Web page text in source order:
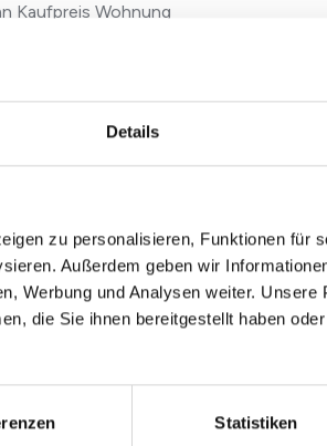
Details
zu personalisieren, Funktionen für
Außerdem geben wir
Werbung und Analysen weiter. Unsere
die Sie ihnen bereitgestellt haben
Statistiken
Kaufpreis Wohnung
auf Angebotspreisen der von
Verkaufspreise in Regensburg
entsprechend nach oben und unten
unseren
Immobilienwertrechner für
2026
spiegelt das Angebot und die